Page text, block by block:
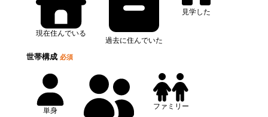
現在住んでいる
過去に住んでいた
見学した
世帯構成 必須
単身
ファミリー